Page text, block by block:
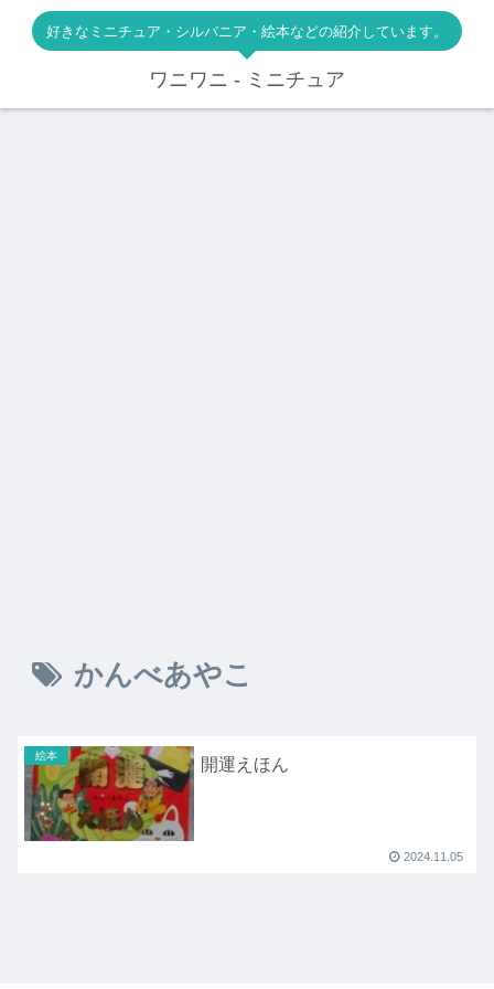
好きなミニチュア・シルバニア・絵本などの紹介しています。
ワニワニ - ミニチュア
かんべあやこ
絵本 開運えほん
2024.11.05